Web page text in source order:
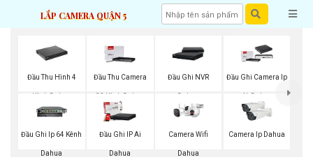
LẮP CAMERA QUẬN 5
Đầu Thu Hình 4
Kênh Dahua
Đầu Thu Camera
32 Kênh Dahua
Đầu Ghi NVR
Dahua
Đầu Ghi Camera Ip
4k Dahua
Đầu Ghi Ip 64 Kênh
Dahua
Đầu Ghi IP Ai
Dahua
Camera Wifi
Dahua
Camera Ip Dahua